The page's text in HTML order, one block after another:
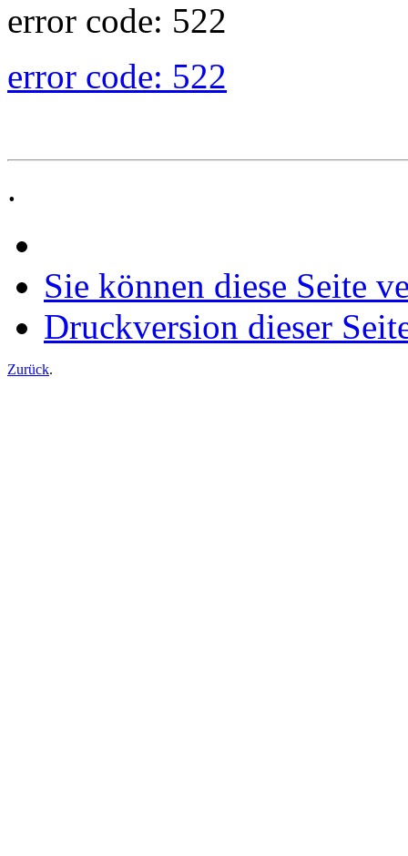
error code: 522
error code: 522
.
Sie können diese Seite
Druckversion dieser
Zurück.